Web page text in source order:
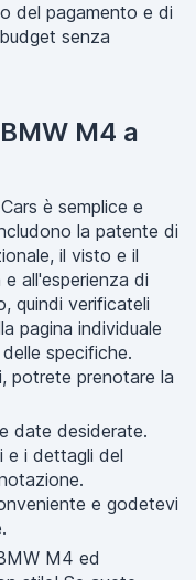
del pagamento e di
senza
M4 a
è semplice e
la patente di
il visto e il
all'esperienza di
quindi verificateli
pagina individuale
specifiche.
potrete prenotare la
date desiderate.
e i dettagli del
e godetevi
M4 ed